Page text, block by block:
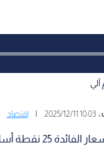
آلي
:
10:03 2025/12/11 اقتصاد
تقفز لـ 24.6 مليار دولار.